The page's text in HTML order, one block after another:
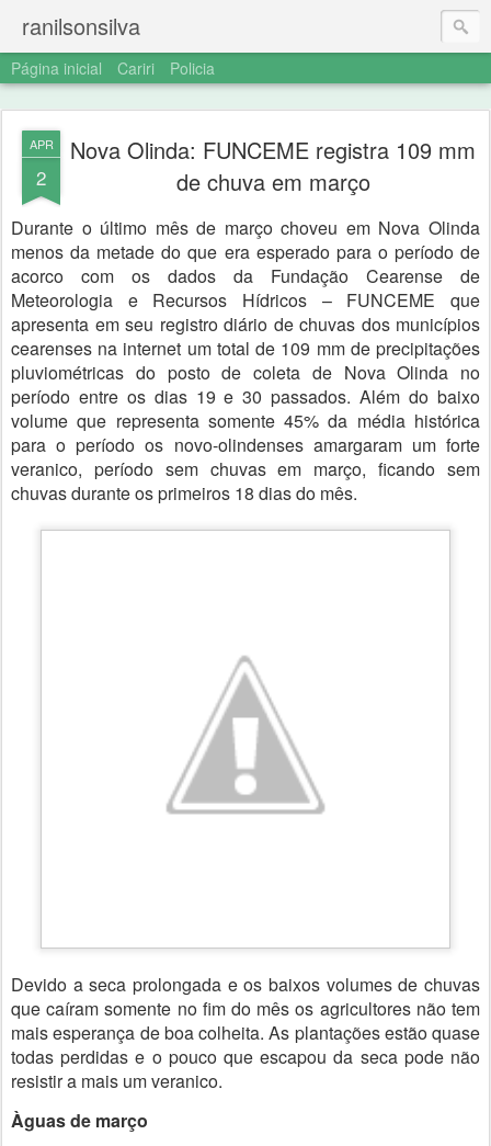
ranilsonsilva
Página inicial Cariri Policia
APR
2
Nova Olinda: FUNCEME registra 109 mm
de chuva em março
Durante o último mês de março choveu em Nova Olinda
menos da metade do que era esperado para o período de
acorco com os dados da Fundação Cearense de
Meteorologia e Recursos Hídricos – FUNCEME que
apresenta em seu registro diário de chuvas dos municípios
cearenses na internet um total de 109 mm de precipitações
pluviométricas do posto de coleta de Nova Olinda no
período entre os dias 19 e 30 passados. Além do baixo
volume que representa somente 45% da média histórica
para o período os novo-olindenses amargaram um forte
veranico, período sem chuvas em março, ficando sem
chuvas durante os primeiros 18 dias do mês.
Devido a seca prolongada e os baixos volumes de chuvas
que caíram somente no fim do mês os agricultores não tem
mais esperança de boa colheita. As plantações estão quase
todas perdidas e o pouco que escapou da seca pode não
resistir a mais um veranico.
Àguas de março